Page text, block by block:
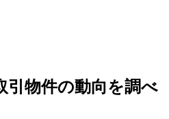
引物件の動向を調べ